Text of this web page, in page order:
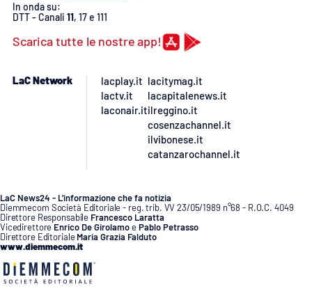
In onda su:
DTT - Canali 11, 17 e 111
Scarica tutte le nostre app!
LaC Network
lacplay.it
lactv.it
laconair.it
lacitymag.it
lacapitalenews.it
ilreggino.it
cosenzachannel.it
ilvibonese.it
catanzarochannel.it
LaC News24 - L’informazione che fa notizia
Diemmecom Società Editoriale - reg. trib. VV 23/05/1989 n°68 - R.O.C. 4049
Direttore Responsabile Francesco Laratta
Vicedirettore Enrico De GirolamoePablo Petrasso
Direttore Editoriale Maria Grazia Falduto
www.diemmecom.it